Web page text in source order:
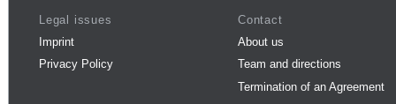
Legal issues
Imprint
Privacy Policy
Contact
About us
Team and directions
Termination of an Agreement